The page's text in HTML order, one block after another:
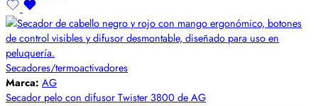
Secadores/termoactivadores
Marca: AG
Secador pelo con difusor Twister 3800 de AG